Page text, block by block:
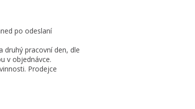
po odeslaní
druhý pracovní den, dle
v objednávce.
Prodejce